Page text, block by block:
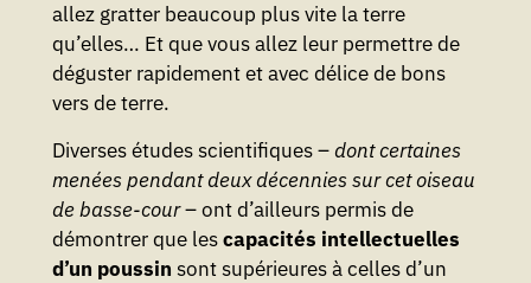
allez gratter beaucoup plus vite la terre
qu’elles… Et que vous allez leur permettre de
déguster rapidement et avec délice de bons
vers de terre.
Diverses études scientifiques –dont certaines
menées pendant deux décennies sur cet oiseau
de basse-cour– ont d’ailleurs permis de
démontrer que lescapacités intellectuelles
d’un poussin sont supérieures à celles d’un